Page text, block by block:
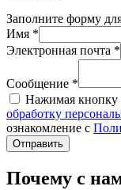
Заполните форму для
Имя *
Электронная почта *
Сообщение *
Нажимая кнопку
обработку
ознакомление с
Отправить
Почему с